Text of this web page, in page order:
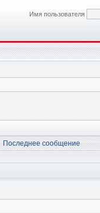
Имя пользователя
Последнее сообщение